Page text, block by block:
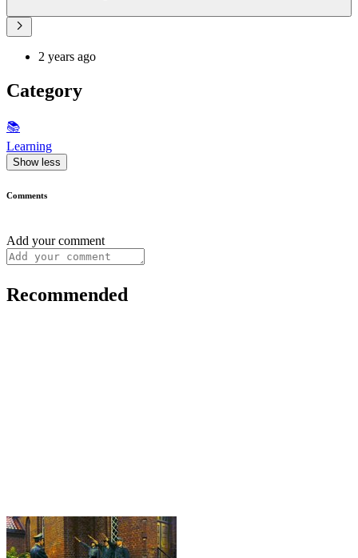
2 years ago
Category
📚
Learning
Show less
Comments
Add your comment
Recommended